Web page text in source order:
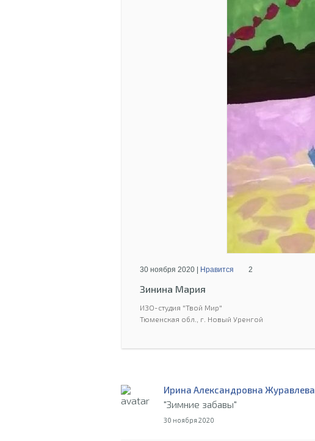
30 ноября 2020 | Нравится 2
Зинина Мария
ИЗО-студия "Твой Мир"
Тюменская обл., г. Новый Уренгой
Ирина Александровна Журавлева
"Зимние забавы"
30 ноября 2020